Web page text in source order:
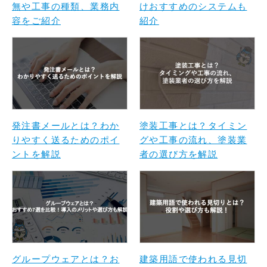
無や工事の種類、業務内
容をご紹介
けおすすめのシステムも
紹介
発注書メールとは？わか
りやすく送るためのポイ
ントを解説
塗装工事とは？タイミン
グや工事の流れ、塗装業
者の選び方を解説
グループウェアとは？お
建築用語で使われる見切